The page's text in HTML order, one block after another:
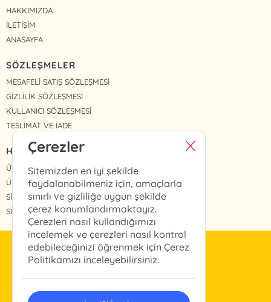
HAKKIMIZDA
İLETİŞİM
ANASAYFA
SÖZLEŞMELER
MESAFELİ SATIŞ SÖZLEŞMESİ
GİZLİLİK SÖZLEŞMESİ
KULLANICI SÖZLEŞMESİ
TESLİMAT VE İADE
HIZLI ERİŞİM
ÜYE OL
ÜYE GİRİŞ
SİPARİŞLERİM
SİPARİŞ TAKİP
info@arkabahce.com.tr
(0212) 327 46 13
Çerezler
Sitemizden en iyi şekilde
faydalanabilmeniz için, amaçlarla
sınırlı ve gizliliğe uygun şekilde
çerez konumlandırmaktayız.
Çerezleri nasıl kullandığımızı
incelemek ve çerezleri nasıl kontrol
edebileceğinizi öğrenmek için Çerez
Politikamızı inceleyebilirsiniz.